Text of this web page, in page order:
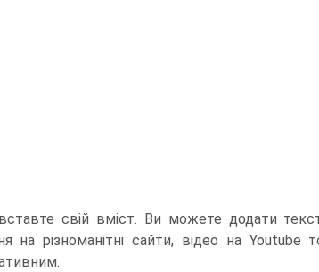
свій вміст. Ви можете додати
на різноманітні сайти, відео на Youtube